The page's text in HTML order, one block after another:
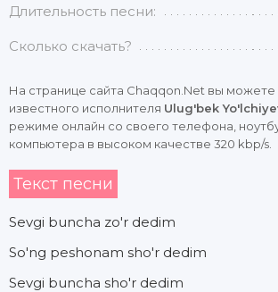
Длительность песни:
Сколько скачать?
На странице сайта Chaqqon.Net вы
известного исполнителя Ulug'bek
режиме онлайн со своего телефона,
компьютера в высоком качестве 320 kbp/s.
Текст песни
Sevgi buncha zo'r dedim
So'ng peshonam sho'r dedim
Sevgi buncha sho'r dedim